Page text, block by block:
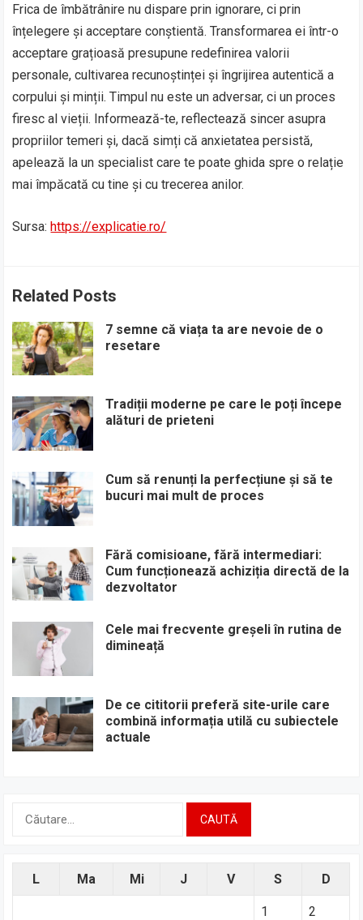
Frica de îmbătrânire nu dispare prin ignorare, ci prin
înțelegere și acceptare conștientă. Transformarea ei într-o
acceptare grațioasă presupune redefinirea valorii
personale, cultivarea recunoștinței și îngrijirea autentică a
corpului și minții. Timpul nu este un adversar, ci un proces
firesc al vieții. Informează-te, reflectează sincer asupra
propriilor temeri și, dacă simți că anxietatea persistă,
apelează la un specialist care te poate ghida spre o relație
mai împăcată cu tine și cu trecerea anilor.
Sursa:https://explicatie.ro/
Related Posts
7 semne că viața ta are nevoie de o
resetare
Tradiții moderne pe care le poți începe
alături de prieteni
Cum să renunți la perfecțiune și să te
bucuri mai mult de proces
Fără comisioane, fără intermediari:
Cum funcționează achiziția directă de la
dezvoltator
Cele mai frecvente greșeli în rutina de
dimineață
De ce cititorii preferă site-urile care
combină informația utilă cu subiectele
actuale
L Ma Mi J V S D
1 2